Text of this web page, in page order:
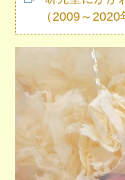
（2009～2020